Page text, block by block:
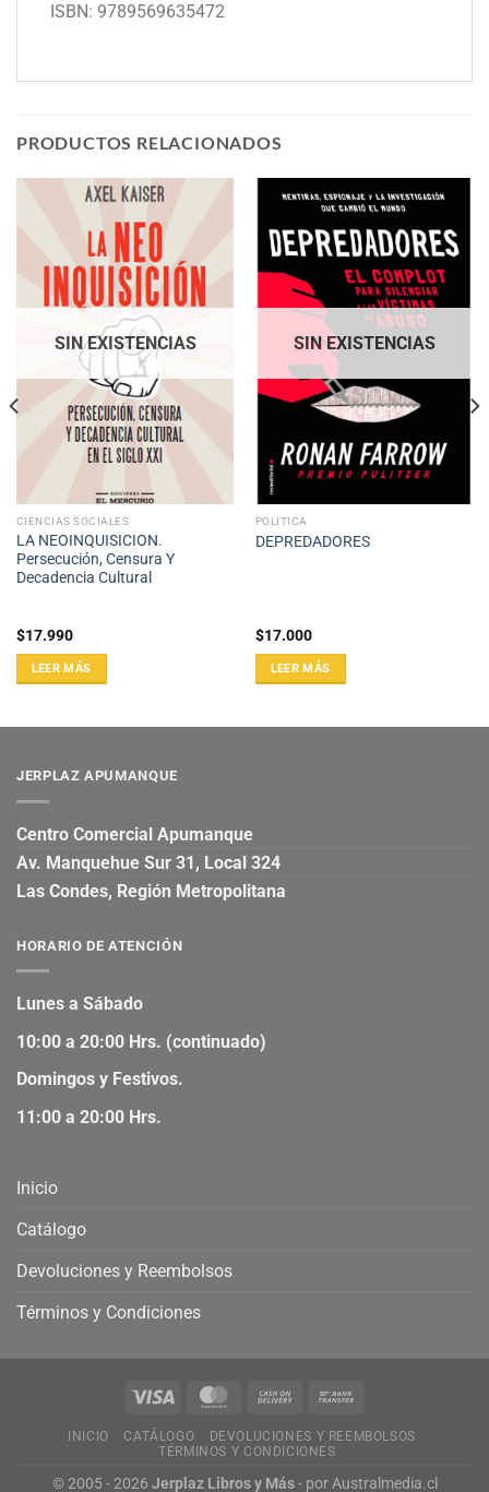
ISBN: 9789569635472
PRODUCTOS RELACIONADOS
SIN EXISTENCIAS
CIENCIAS SOCIALES
LA NEOINQUISICION.
Persecución, Censura Y
Decadencia Cultural
$17.990
LEER MÁS
SIN EXISTENCIAS
POLÍTICA
DEPREDADORES
$17.000
LEER MÁS
JERPLAZ APUMANQUE
Centro Comercial Apumanque
Av. Manquehue Sur 31, Local 324
Las Condes, Región Metropolitana
HORARIO DE ATENCIÓN
Lunes a Sábado
10:00 a 20:00 Hrs. (continuado)
Domingos y Festivos.
11:00 a 20:00 Hrs.
Inicio
Catálogo
Devoluciones y Reembolsos
Términos y Condiciones
INICIO CATÁLOGO
DEVOLUCIONES Y REEMBOLSOS
TÉRMINOS Y CONDICIONES
© 2005 - 2026 Jerplaz Libros y Más- porAustralmedia.cl